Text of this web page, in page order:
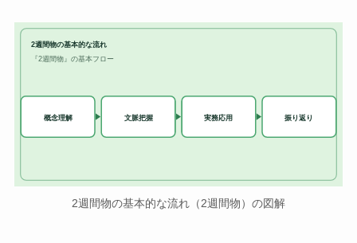
2週間物の基本的な流れ
『2週間物』の基本フロー
概念理解 文脈把握 実務応用 振り返り
2週間物の基本的な流れ（2週間物）の図解